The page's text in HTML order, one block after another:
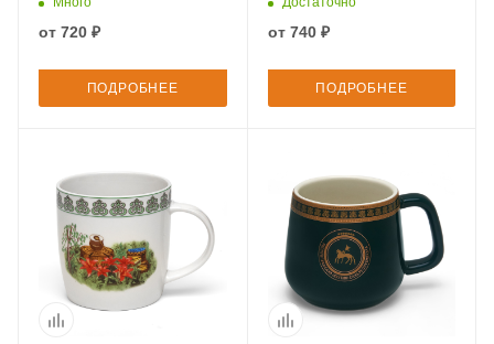
от 720 ₽
ПОДРОБНЕЕ
от 740 ₽
ПОДРОБНЕЕ